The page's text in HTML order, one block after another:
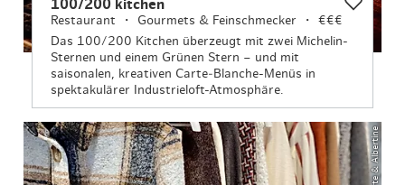
100/200 kitchen
Restaurant Gourmets & Feinschmecker
€€€
Das 100/200 Kitchen überzeugt mit zwei Michelin-
Sternen und einem Grünen Stern – und mit
saisonalen, kreativen Carte‑Blanche-Menüs in
spektakulärer Industrieloft-Atmosphäre.